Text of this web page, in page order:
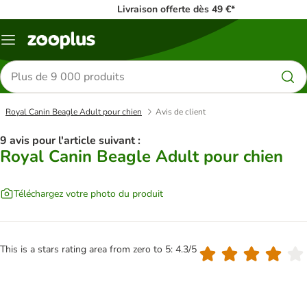
Livraison offerte dès 49 €*
Menu
Rechercher
des
produits
Royal Canin Beagle Adult pour chien Avis de client
9 avis pour l'article suivant :
Royal Canin Beagle Adult pour chien
Téléchargez votre photo du produit
This is a stars rating area from zero to 5: 4.3/5